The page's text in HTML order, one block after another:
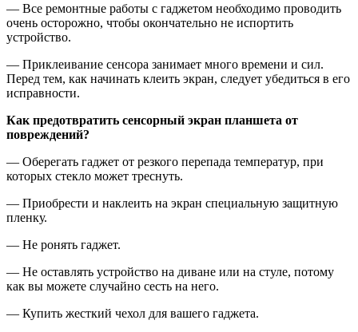
— Все ремонтные работы с гаджетом необходимо проводить
очень осторожно, чтобы окончательно не испортить
устройство.
— Приклеивание сенсора занимает много времени и сил.
Перед тем, как начинать клеить экран, следует убедиться в его
исправности.
Как предотвратить сенсорный экран планшета от
повреждений?
— Оберегать гаджет от резкого перепада температур, при
которых стекло может треснуть.
— Приобрести и наклеить на экран специальную защитную
пленку.
— Не ронять гаджет.
— Не оставлять устройство на диване или на стуле, потому
как вы можете случайно сесть на него.
— Купить жесткий чехол для вашего гаджета.